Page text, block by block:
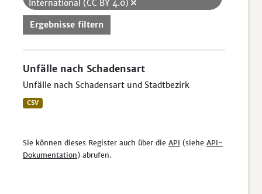
International (CC BY 4.0)
Ergebnisse filtern
Unfälle nach Schadensart
Unfälle nach Schadensart und Stadtbezirk
CSV
Sie können dieses Register auch über die API (siehe API-
Dokumentation) abrufen.